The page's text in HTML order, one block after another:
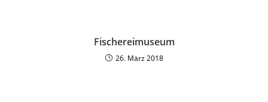
Fischereimuseum
26. März 2018